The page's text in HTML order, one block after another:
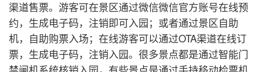
渠道售票。游客可在景区通过微信微信官方账号在线预
约，生成电子码，注销即可入园；或者通过景区自助
机，自助购票入场；在线游客可以通过OTA渠道在线订
票，生成电子码，注销入园。很多景点都是通过智能门